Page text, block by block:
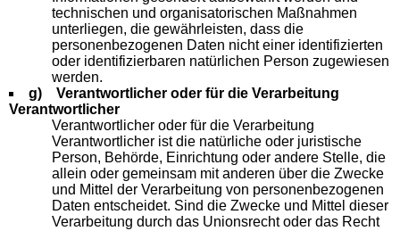
technischen und organisatorischen Maßnahmen
unterliegen, die gewährleisten, dass die
personenbezogenen Daten nicht einer identifizierten
oder identifizierbaren natürlichen Person zugewiesen
werden.
g) Verantwortlicher oder für die Verarbeitung
Verantwortlicher
Verantwortlicher oder für die Verarbeitung
Verantwortlicher ist die natürliche oder juristische
Person, Behörde, Einrichtung oder andere Stelle, die
allein oder gemeinsam mit anderen über die Zwecke
und Mittel der Verarbeitung von personenbezogenen
Daten entscheidet. Sind die Zwecke und Mittel dieser
Verarbeitung durch das Unionsrecht oder das Recht